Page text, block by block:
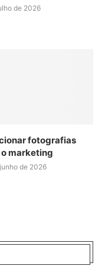
de 2026
fotografias
o marketing
de 2026